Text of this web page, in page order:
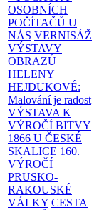
OSOBNÍCH
POČÍTAČŮ U
NÁS VERNISÁŽ
VÝSTAVY
OBRAZŮ
HELENY
HEJDUKOVÉ:
Malování je radost
VÝSTAVA K
VÝROČÍ BITVY
1866 U ČESKÉ
SKALICE 160.
VÝROČÍ
PRUSKO-
RAKOUSKÉ
VÁLKY CESTA